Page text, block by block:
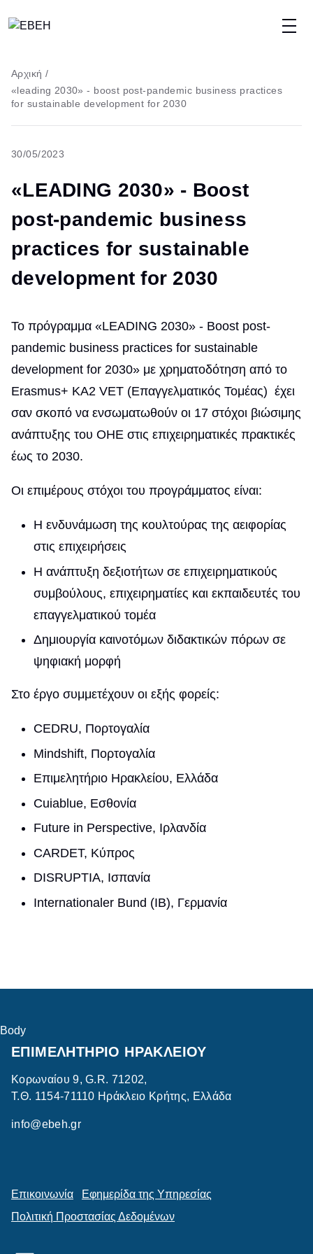
προς
κυρίως
περιεχόμενο
Breadcrumb
Αρχική /
«leading 2030» - boost post-pandemic business practices
for sustainable development for 2030
30/05/2023
«LEADING 2030» - Boost
post-pandemic business
practices for sustainable
development for 2030
Το πρόγραμμα «LEADING 2030» - Boost post-
pandemic business practices for sustainable
development for 2030» με χρηματοδότηση από το
Erasmus+ KA2 VET (Επαγγελματικός Τομέας) έχει
σαν σκοπό να ενσωματωθούν οι 17 στόχοι βιώσιμης
ανάπτυξης του ΟΗΕ στις επιχειρηματικές πρακτικές
έως το 2030.
Οι επιμέρους στόχοι του προγράμματος είναι:
Η ενδυνάμωση της κουλτούρας της αειφορίας
στις επιχειρήσεις
Η ανάπτυξη δεξιοτήτων σε επιχειρηματικούς
συμβούλους, επιχειρηματίες και εκπαιδευτές του
επαγγελματικού τομέα
Δημιουργία καινοτόμων διδακτικών πόρων σε
ψηφιακή μορφή
Στο έργο συμμετέχουν οι εξής φορείς:
CEDRU, Πορτογαλία
Mindshift, Πορτογαλία
Επιμελητήριο Ηρακλείου, Ελλάδα
Cuiablue, Εσθονία
Future in Perspective, Ιρλανδία
CARDET, Κύπρος
DISRUPTIA, Ισπανία
Internationaler Bund (IB), Γερμανία
Body
ΕΠΙΜΕΛΗΤΗΡΙΟ ΗΡΑΚΛΕΙΟΥ
Κορωναίου 9, G.R. 71202,
Τ.Θ. 1154-71110 Ηράκλειο Κρήτης, Ελλάδα
info@ebeh.gr
Επικοινωνία
Εφημερίδα της Υπηρεσίας
Πολιτική Προστασίας Δεδομένων